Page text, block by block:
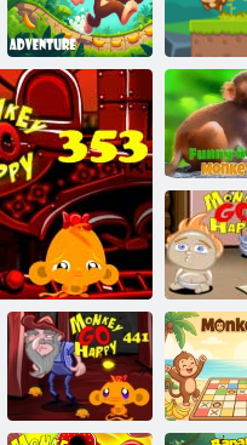
Avventura nella
terra delle
banane
Salty
Happy
375